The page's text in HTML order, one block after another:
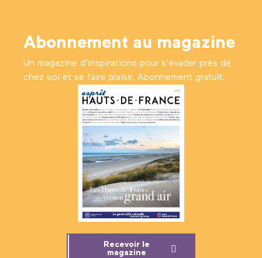
Abonnement au magazine
Un magazine d’inspirations pour s'évader près de
chez soi et se faire plaisir. Abonnement gratuit.
Recevoir le
magazine